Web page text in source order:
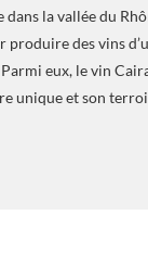
dans la vallée du
produire des vins
eux, le vin
unique et son